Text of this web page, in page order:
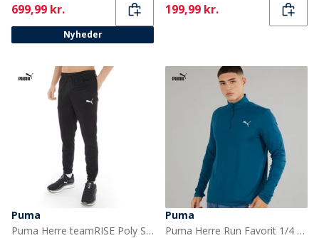
Current
699,99 kr.
Nyheder
Current
199,99 kr.
Puma
Puma Herre teamRISE Poly Sport træningsbukser Sort
Puma
Puma Herre Run Favorit 1/4 Zip Løbe T-shirt Ocean Tropic